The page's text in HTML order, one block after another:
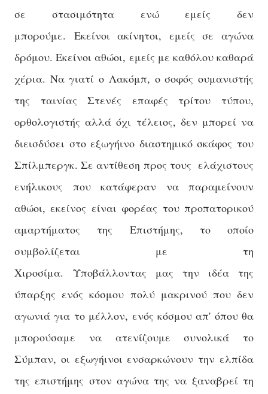
σε στασιμότητα ενώ εμείς δεν
μπορούμε. Εκείνοι ακίνητοι, εμείς σε αγώνα
δρόμου. Εκείνοι αθώοι, εμείς με καθόλου καθαρά
χέρια. Να γιατί ο Λακόμπ, ο σοφός ουμανιστής
της ταινίας Στενές επαφές τρίτου τύπου,
ορθολογιστής αλλά όχι τέλειος, δεν μπορεί να
διεισδύσει στο εξωγήινο διαστημικό σκάφος του
Σπίλμπεργκ. Σε αντίθεση προς τους ελάχιστους
ενήλικους που κατάφεραν να παραμείνουν
αθώοι, εκείνος είναι φορέας του προπατορικού
αμαρτήματος της Επιστήμης, το οποίο
συμβολίζεται με τη
Χιροσίμα. Υποβάλλοντας μας την ιδέα της
ύπαρξης ενός κόσμου πολύ μακρινού που δεν
αγωνιά για το μέλλον, ενός κόσμου απ' όπου θα
μπορούσαμε να ατενίζουμε συνολικά το
Σύμπαν, οι εξωγήινοι ενσαρκώνουν την ελπίδα
της επιστήμης στον αγώνα της να ξαναβρεί τη